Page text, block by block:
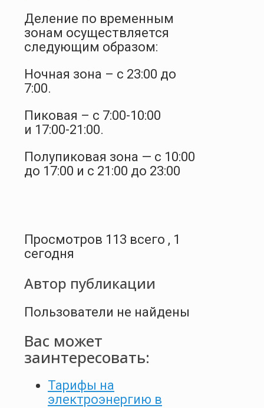
Деление по временным
зонам осуществляется
следующим образом:
Ночная зона – с 23:00 до
7:00.
Пиковая – с 7:00-10:00
и 17:00-21:00.
Полупиковая зона — с 10:00
до 17:00 и с 21:00 до 23:00
Просмотров 113 всего , 1
сегодня
Автор публикации
Пользователи не найдены
Вас может
заинтересовать:
Тарифы на
электроэнергию в